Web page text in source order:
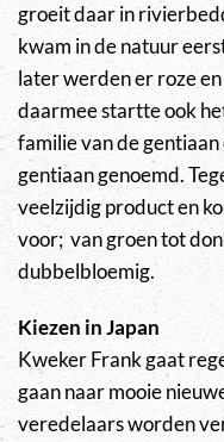
groeit daar in
kwam in de natuur
later werden er roze
daarmee startte ook
familie van de
gentiaan genoemd.
veelzijdig product en
voor; van groen tot
dubbelbloemig.
Kiezen in Japan
Kweker Frank gaat
gaan naar mooie
veredelaars worden